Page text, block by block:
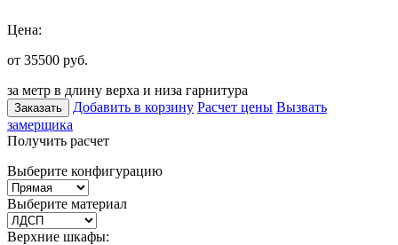
Цена:
от 35500 руб.
за метр в длину верха и низа гарнитура
Заказать Добавить в корзину Расчет цены Вызвать
замерщика
Получить расчет
Выберите конфигурацию
Выберите материал
Верхние шкафы: